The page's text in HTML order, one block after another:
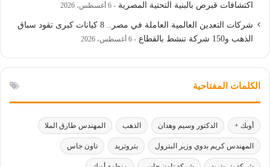
اكتشافات قبرص بالبنية التحتية المصرية
6 أغسطس، 2026
شركات التعدين العالمية العاملة في مصر.. 8 كيانات كبرى تقود سباق
الذهب و150 شركة تنشط بالقطاع
6 أغسطس، 2026
الكلمات المفتاحية
أوبك + الدكتور وسيم وهدان الذهب المهندس طارق الملا
المهندس كريم بدوي وزير البترول بتروتريد تاون جاس